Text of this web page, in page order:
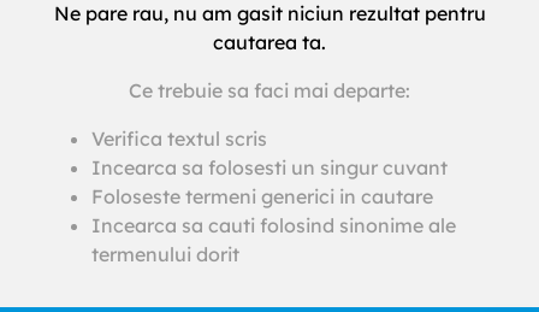
Ne pare rau, nu am gasit niciun rezultat pentru
cautarea ta.
Ce trebuie sa faci mai departe:
Verifica textul scris
Incearca sa folosesti un singur cuvant
Foloseste termeni generici in cautare
Incearca sa cauti folosind sinonime ale
termenului dorit